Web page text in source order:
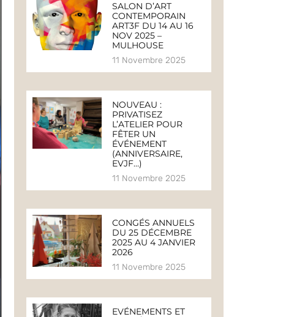
SALON D’ART
CONTEMPORAIN
ART3F DU 14 AU 16
NOV 2025 –
MULHOUSE
11 Novembre 2025
NOUVEAU :
PRIVATISEZ
L’ATELIER POUR
FÊTER UN
ÉVÉNEMENT
(ANNIVERSAIRE,
EVJF…)
11 Novembre 2025
CONGÉS ANNUELS
DU 25 DÉCEMBRE
2025 AU 4 JANVIER
2026
11 Novembre 2025
EVÉNEMENTS ET